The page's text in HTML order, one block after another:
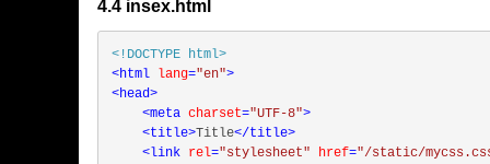
4.4 insex.html
<!DOCTYPE html>
<html lang="en">
<head>
<meta charset="UTF-8">
<title>Title</title>
<link rel="stylesheet" href="/static/